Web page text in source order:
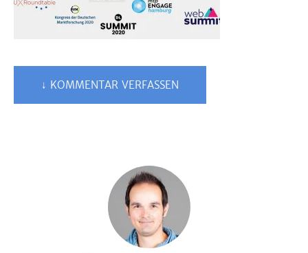
↓ KOMMENTAR VERFASSEN